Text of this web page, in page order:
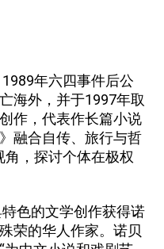
年六四事件后公
海外，并于1997年取
作，代表作长篇小说
融合自传、旅行与哲
角，探讨个体在极权
色的文学创作获得诺
荣的华人作家。诺贝